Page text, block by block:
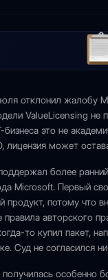
отклонил жалобу
ValueLicensing не
это не
лицензия может
более
Microsoft. Первый
потому что
авторского
то купил пакет,
Суд не согласился
особенно